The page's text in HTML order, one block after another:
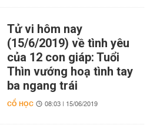
Tử vi hôm nay
(15/6/2019) về tình yêu
của 12 con giáp: Tuổi
Thìn vướng hoạ tình tay
ba ngang trái
CỔ HỌC 08:03 | 15/06/2019